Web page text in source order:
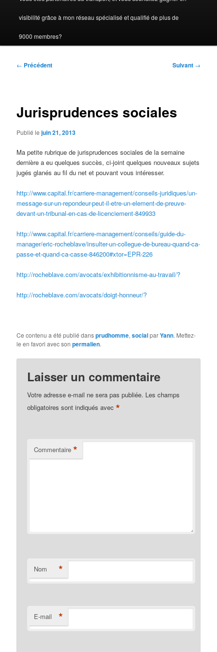
visibilité grâce à mon réseau spécialisé et qualifié de plus de
9000 membres?
Navigation
← Précédent Suivant →
Jurisprudences sociales
Publié lejuin 21, 2013
Ma petite rubrique de jurisprudences sociales de la semaine
dernière a eu quelques succès, ci-joint quelques nouveaux sujets
jugés glanés au fil du net et pouvant vous intéresser.
http://www.capital.fr/carriere-management/conseils-juridiques/un-
message-sur-un-repondeur-peut-il-etre-un-element-de-preuve-
devant-un-tribunal-en-cas-de-licenciement-849933
http://www.capital.fr/carriere-management/conseils/guide-du-
manager/eric-rocheblave/insulter-un-collegue-de-bureau-quand-ca-
passe-et-quand-ca-casse-846200#xtor=EPR-226
http://rocheblave.com/avocats/exhibitionnisme-au-travail/?
http://rocheblave.com/avocats/doigt-honneur/?
Ce contenu a été publié dansprudhomme,socialparYann. Mettez-
le en favori avec sonpermalien.
Laisser un commentaire
Votre adresse e-mail ne sera pas publiée. Les champs
obligatoires sont indiqués avec*
Commentaire *
Nom *
E-mail *